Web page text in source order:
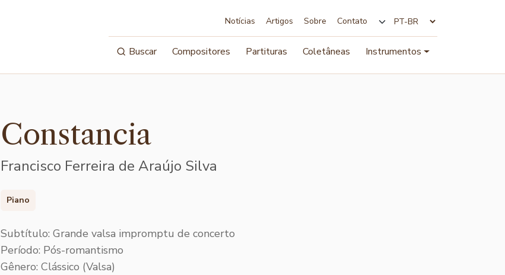
Notícias Artigos Sobre Contato
Buscar Compositores Partituras Coletâneas Instrumentos
Constancia
Francisco Ferreira de Araújo Silva
Piano
Subtítulo: Grande valsa impromptu de concerto
Período: Pós-romantismo
Gênero: Clássico (Valsa)